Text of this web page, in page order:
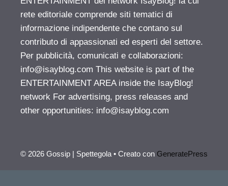
rete editoriale comprende siti tematici di
informazione indipendente che contano sul
contributo di appassionati ed esperti del settore.
Per pubblicità, comunicati e collaborazioni:
info@isayblog.com This website is part of the
ENTERTAINMENT AREA inside the IsayBlog!
network For advertising, press releases and
other opportunities: info@isayblog.com
© 2026 Gossip | Spettegola • Creato con GeneratePress